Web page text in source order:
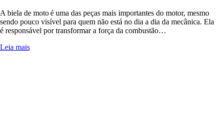
A biela de moto é uma das peças mais importantes do motor, mesmo
sendo pouco visível para quem não está no dia a dia da mecânica. Ela
é responsável por transformar a força da combustão…
Leia mais